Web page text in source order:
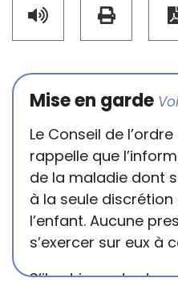
Mise en garde
Le Conseil de
rappelle que
de la maladie dont
à la seule
l’enfant. Aucune
s’exercer sur eux à